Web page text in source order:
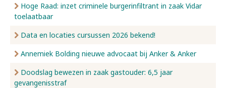
Hoge Raad: inzet criminele burgerinfiltrant in zaak Vidar
toelaatbaar
Data en locaties cursussen 2026 bekend!
Annemiek Bolding nieuwe advocaat bij Anker & Anker
Doodslag bewezen in zaak gastouder: 6,5 jaar
gevangenisstraf